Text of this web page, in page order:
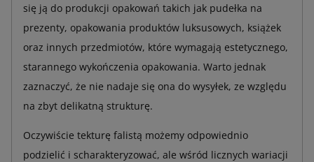
się ją do produkcji opakowań takich jak pudełka na
prezenty, opakowania produktów luksusowych, książek
oraz innych przedmiotów, które wymagają estetycznego,
starannego wykończenia opakowania. Warto jednak
zaznaczyć, że nie nadaje się ona do wysyłek, ze względu
na zbyt delikatną strukturę.
Oczywiście tekturę falistą możemy odpowiednio
podzielić i scharakteryzować, ale wśród licznych wariacji